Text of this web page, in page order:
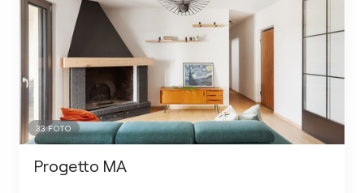
33FOTO
Progetto MA